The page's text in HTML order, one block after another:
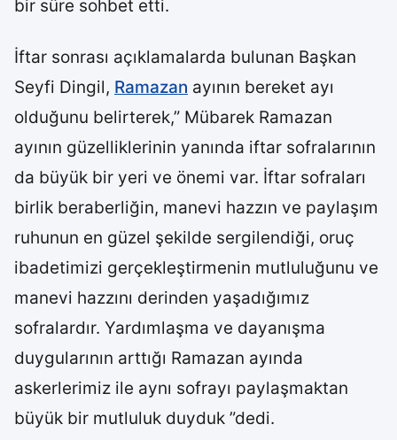
bir süre sohbet etti.
İftar sonrası açıklamalarda bulunan Başkan
Seyfi Dingil, Ramazan ayının bereket ayı
olduğunu belirterek,” Mübarek Ramazan
ayının güzelliklerinin yanında iftar sofralarının
da büyük bir yeri ve önemi var. İftar sofraları
birlik beraberliğin, manevi hazzın ve paylaşım
ruhunun en güzel şekilde sergilendiği, oruç
ibadetimizi gerçekleştirmenin mutluluğunu ve
manevi hazzını derinden yaşadığımız
sofralardır. Yardımlaşma ve dayanışma
duygularının arttığı Ramazan ayında
askerlerimiz ile aynı sofrayı paylaşmaktan
büyük bir mutluluk duyduk ”dedi.